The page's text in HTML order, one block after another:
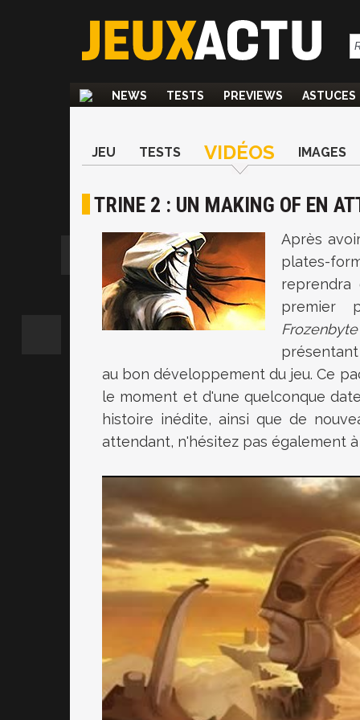
NEWS TESTS PREVIEWS ASTUCES
JEU TESTS VIDÉOS IMAGES
TRINE 2 : UN MAKING OF EN
Après
plates-
premier
Frozenbyte
au bon développement du jeu. Ce
le moment et d'une quelconque
histoire inédite, ainsi que de
attendant, n'hésitez pas également